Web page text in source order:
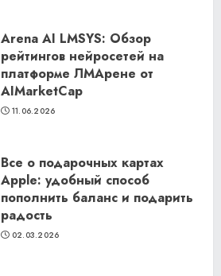
Arena AI LMSYS: Обзор
рейтингов нейросетей на
платформе ЛМАрене от
AIMarketCap
11.06.2026
Все о подарочных картах
Apple: удобный способ
пополнить баланс и подарить
радость
02.03.2026